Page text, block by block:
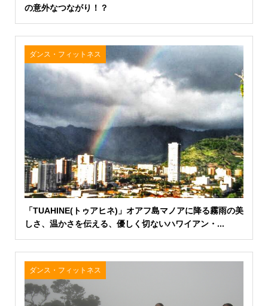
の意外なつながり！？
ダンス・フィットネス
「TUAHINE(トゥアヒネ)」オアフ島マノアに降る霧雨の美
しさ、温かさを伝える、優しく切ないハワイアン・...
ダンス・フィットネス